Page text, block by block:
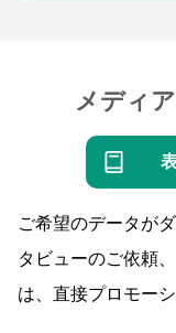
メディ
ご希望のデータが
タビューのご依頼
は、直接プロモー